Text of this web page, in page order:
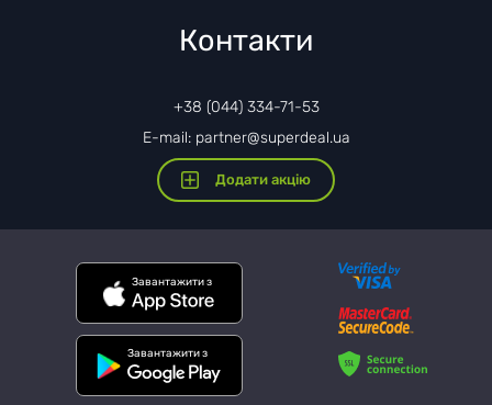
Контакти
+38 (044) 334-71-53
E-mail: partner@superdeal.ua
Додати акцію
Завантажити з
Завантажити з